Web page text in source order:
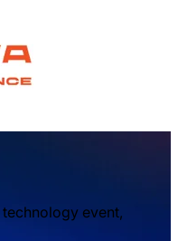
event,